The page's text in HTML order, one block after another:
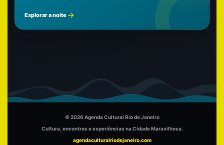
Explorar a noite
© 2026 Agenda Cultural Rio de Janeiro
Cultura, encontros e experiências na Cidade Maravilhosa.
agendaculturalriodejaneiro.com